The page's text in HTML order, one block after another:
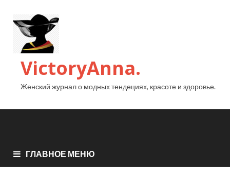
VictoryAnna.
Женский журнал о модных тендециях, красоте и здоровье.
ГЛАВНОЕ МЕНЮ